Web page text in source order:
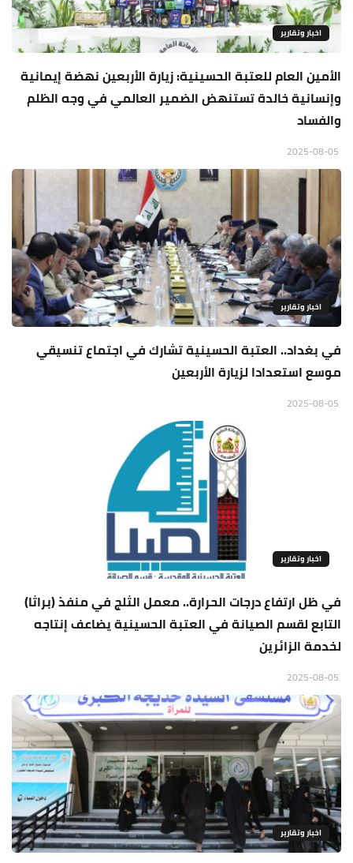
اخبار وتقارير
الأمين العام للعتبة الحسينية: زيارة الأربعين نهضة إيمانية
وإنسانية خالدة تستنهض الضمير العالمي في وجه الظلم
والفساد
اخبار وتقارير
في بغداد.. العتبة الحسينية تشارك في اجتماع تنسيقي
موسع استعدادا لزيارة الأربعين
اخبار وتقارير
في ظل ارتفاع درجات الحرارة.. معمل الثلج في منفذ (براثا)
التابع لقسم الصيانة في العتبة الحسينية يضاعف إنتاجه
لخدمة الزائرين
اخبار وتقارير